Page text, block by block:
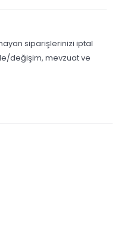
siparişlerinizi iptal
değişim, mevzuat ve